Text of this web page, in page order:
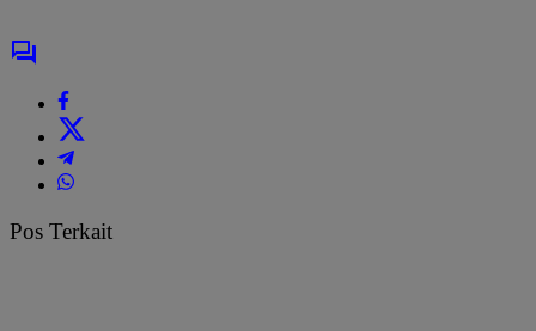
Pos Terkait